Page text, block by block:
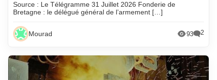
Source : Le Télégramme 31 Juillet 2026 Fonderie de
Bretagne : le délégué général de l’armement […]
Mourad 93 2